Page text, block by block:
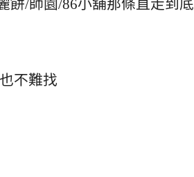
餅/師園/86小舖那條直走到底
不難找